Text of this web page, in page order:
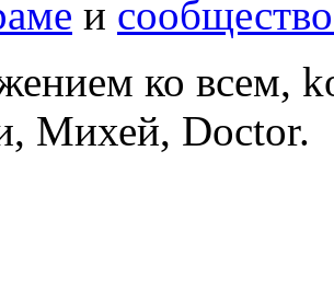
и
ко всем,
Михей, Doctor.